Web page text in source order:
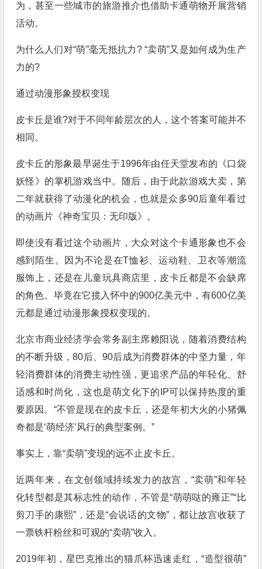
为，甚至一些城市的旅游推介也借助卡通萌物开展营销
活动。
为什么人们对“萌”毫无抵抗力? “卖萌”又是如何成为生产
力的?
通过动漫形象授权变现
皮卡丘是谁?对于不同年龄层次的人，这个答案可能并不
相同。
皮卡丘的形象最早诞生于1996年由任天堂发布的《口袋
妖怪》的掌机游戏当中。随后，由于此款游戏大卖，第
二年就获得了动漫化的机会，也就是众多90后童年看过
的动画片《神奇宝贝：无印版》。
即使没有看过这个动画片，大众对这个卡通形象也不会
感到陌生。因为不论是在T恤衫、运动鞋、卫衣等潮流
服饰上，还是在儿童玩具商店里，皮卡丘都是不会缺席
的角色。毕竟在它揽入怀中的900亿美元中，有600亿美
元都是通过动漫形象授权变现的。
北京市商业经济学会常务副主席赖阳说，随着消费结构
的不断升级，80后、90后成为消费群体的中坚力量，年
轻消费群体的消费主动性强，更追求产品的年轻化、舒
适感和时尚化，这也是萌文化下的IP可以保持热度的重
要原因。“不管是现在的皮卡丘，还是年初大火的小猪佩
奇都是‘萌经济’风行的典型案例。”
事实上，靠“卖萌”变现的远不止皮卡丘。
近两年来，在文创领域持续发力的故宫，“卖萌”和年轻
化转型都是其标志性的动作，不管是“萌萌哒的雍正”“比
剪刀手的康熙”，还是“会说话的文物”，都让故宫收获了
一票铁杆粉丝和可观的“卖萌”收入。
2019年初，星巴克推出的猫爪杯迅速走红，“造型很萌”